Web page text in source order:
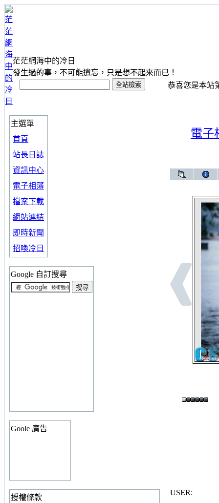
茫茫網海中的冷日
發生過的事，不可能遺忘，只是想不起來而已！
恭喜您是本站
主選單
首頁
站長日誌
資訊中心
電子相簿
檔案下載
網站連結
即時新聞
招喚冷日
Google 自訂搜尋
Goole 廣告
授權條款
電子
USER: